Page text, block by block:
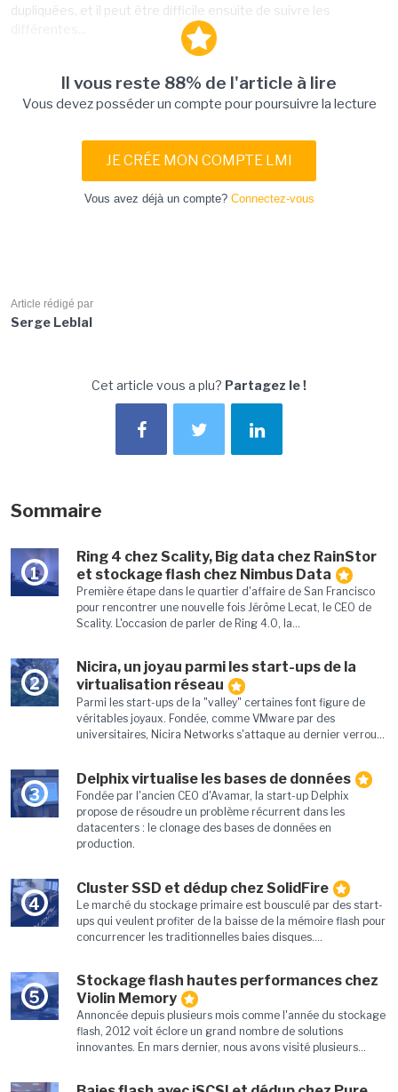
dupliquées, et il peut être difficile ensuite de suivre les
Il vous reste 88% de l'article à lire
Vous devez posséder un compte pour poursuivre la lecture
JE CRÉE MON COMPTE LMI
Vous avez déjà un compte? Connectez-vous
Article rédigé par
Serge Leblal
Cet article vous a plu? Partagez le !
Sommaire
1
Ring 4 chez Scality, Big data chez RainStor
et stockage flash chez Nimbus Data
Première étape dans le quartier d'affaire de San Francisco
pour rencontrer une nouvelle fois Jérôme Lecat, le CEO de
Scality. L'occasion de parler de Ring 4.0, la...
2
Nicira, un joyau parmi les start-ups de la
virtualisation réseau
Parmi les start-ups de la "valley" certaines font figure de
véritables joyaux. Fondée, comme VMware par des
universitaires, Nicira Networks s'attaque au dernier verrou...
3
Delphix virtualise les bases de données
Fondée par l'ancien CEO d'Avamar, la start-up Delphix
propose de résoudre un problème récurrent dans les
datacenters : le clonage des bases de données en
production.
4
Cluster SSD et dédup chez SolidFire
Le marché du stockage primaire est bousculé par des start-
ups qui veulent profiter de la baisse de la mémoire flash pour
concurrencer les traditionnelles baies disques....
5
Stockage flash hautes performances chez
Violin Memory
Annoncée depuis plusieurs mois comme l'année du stockage
flash, 2012 voit éclore un grand nombre de solutions
innovantes. En mars dernier, nous avons visité plusieurs...